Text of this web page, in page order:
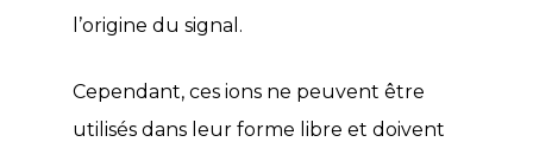
l’origine du signal.
Cependant, ces ions ne peuvent être
utilisés dans leur forme libre et doivent